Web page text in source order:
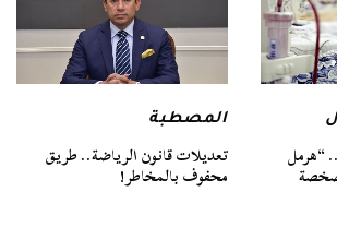
“هرمل
المصطبة
تعديلات قانون الرياضة.. طريق
محفوف بالمخاطر!